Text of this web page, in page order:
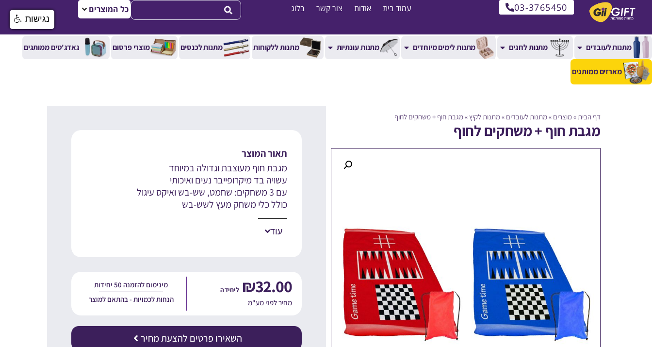
03-3765450 עמוד בית אודות צור קשר בלוג כל המוצרים
מתנות לעובדים מתנות לחגים מתנות לימים מיוחדים מתנות עונתיות מתנות ללקוחות מתנות לכנסים מוצרי פרסום גאדג'טים ממותגים
מארזים ממותגים
דף הבית »מוצרים »מתנות לעובדים »מתנות לקיץ »מגבת חוף + משחקים לחוף
מגבת חוף + משחקים לחוף
תאור המוצר
מגבת חוף מעוצבת וגדולה במיוחד
עשויה בד מיקרופייבר נעים ואיכותי
עם 3 משחקים: שחמט, שש-בש ואיקס עיגול
כולל כלי משחק מעץ לשש-בש
עוד
₪32.00
מחיר לפני מע"מ
מינימום להזמנה 50 יחידות
הנחות לכמויות - בהתאם למוצר
השאירו פרטים להצעת מחיר
נגישות